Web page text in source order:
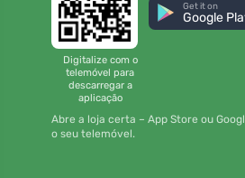
Digitalize com o
telemóvel para
descarregar a
aplicação
Get it on
Google
Abre a loja certa – App Store ou
o seu telemóvel.